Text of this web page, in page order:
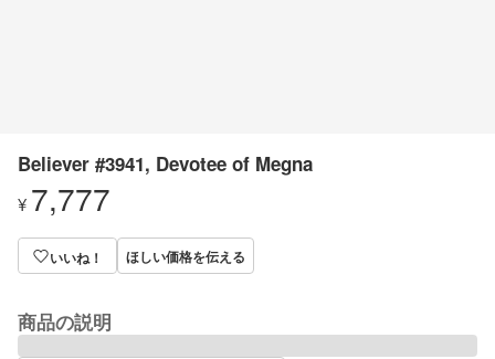
Believer #3941, Devotee of Megna
¥ 7,777
いいね！ ほしい価格を伝える
商品の説明